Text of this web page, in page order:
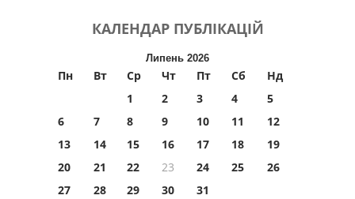
КАЛЕНДАР ПУБЛІКАЦІЙ
Липень 2026
Пн Вт Ср Чт Пт Сб
Нд
1
2 3 4
5
6
7 8 9 10 11
12
13
14 15 16 17 18
19
20
21 22 23 24 25
26
27
28 29 30
31